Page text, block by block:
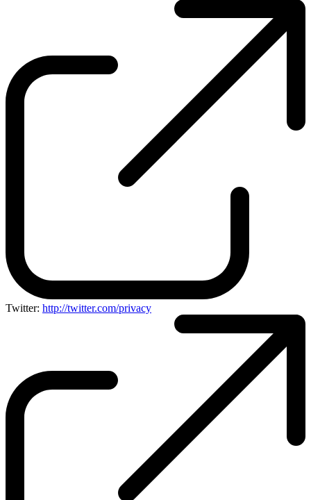
Twitter: http://twitter.com/privacy